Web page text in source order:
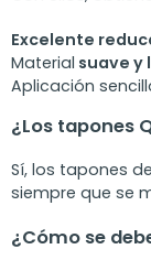
Excelente
Material suave y
Aplicación
¿Los tapones
Sí, los tapones
siempre que se
¿Cómo se